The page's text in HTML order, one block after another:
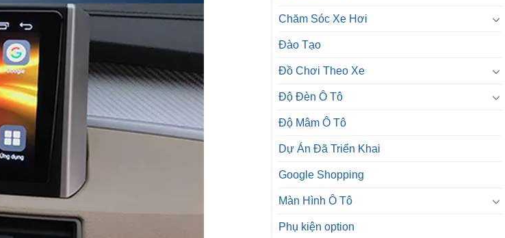
Chăm Sóc Xe Hơi
Đào Tạo
Đồ Chơi Theo Xe
Độ Đèn Ô Tô
Độ Mâm Ô Tô
Dự Án Đã Triển Khai
Google Shopping
Màn Hình Ô Tô
Phụ kiện option